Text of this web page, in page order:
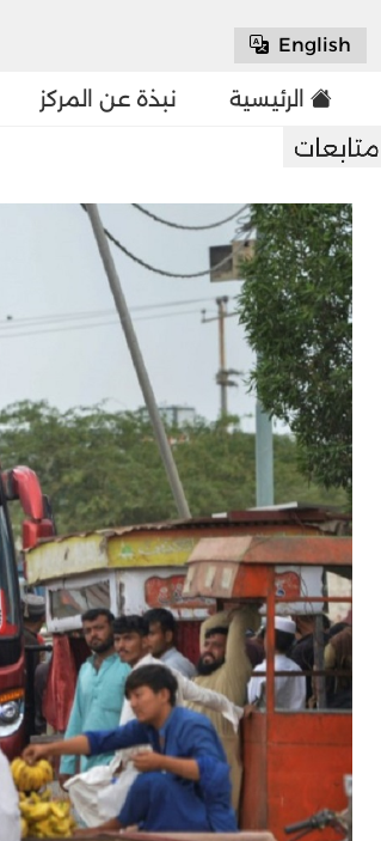
English
الرئيسية نبذة عن المركز